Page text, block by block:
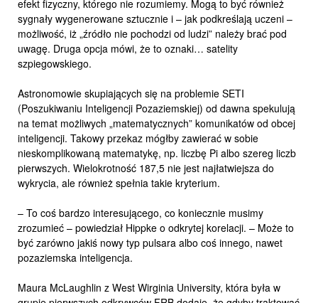
efekt fizyczny, którego nie rozumiemy. Mogą to być również
sygnały wygenerowane sztucznie i – jak podkreślają uczeni –
możliwość, iż „źródło nie pochodzi od ludzi” należy brać pod
uwagę. Druga opcja mówi, że to oznaki… satelity
szpiegowskiego.
Astronomowie skupiających się na problemie SETI
(Poszukiwaniu Inteligencji Pozaziemskiej) od dawna spekulują
na temat możliwych „matematycznych” komunikatów od obcej
inteligencji. Takowy przekaz mógłby zawierać w sobie
nieskomplikowaną matematykę, np. liczbę Pi albo szereg liczb
pierwszych. Wielokrotność 187,5 nie jest najłatwiejsza do
wykrycia, ale również spełnia takie kryterium.
– To coś bardzo interesującego, co koniecznie musimy
zrozumieć – powiedział Hippke o odkrytej korelacji. – Może to
być zarówno jakiś nowy typ pulsara albo coś innego, nawet
pozaziemska inteligencja.
Maura McLaughlin z West Wirginia University, która była w